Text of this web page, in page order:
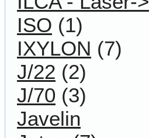
ISO (1)
IXYLON (7)
J/22 (2)
J/70 (3)
Javelin